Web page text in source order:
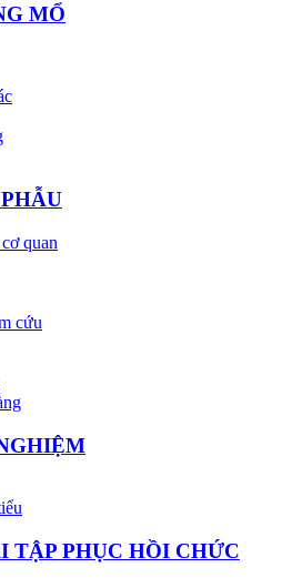
MỔ
quan
cứu
TẬP PHỤC HỒI CHỨC